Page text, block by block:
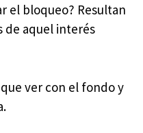
el bloqueo? Resultan
de aquel interés
ver con el fondo y